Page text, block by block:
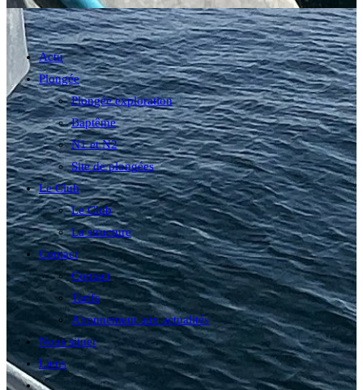
search
Actu
Plongée
Plongée exploration
Baptême
N1 et N2
Site de plongées
Le Club
Le Club
La structure
Contact
Contact
Tarifs
Abonnement aux actualités
Nous situer
Liens
Toggle